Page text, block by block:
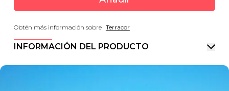
Obtén más información sobre Terracor
INFORMACIÓN DEL PRODUCTO